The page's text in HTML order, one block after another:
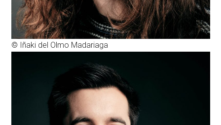
© Iñaki del Olmo Madariaga